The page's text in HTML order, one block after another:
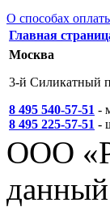
О способах
Главная
Москва
3-й Силикатный
8 495 540-57-51 -
8 495 225-57-51 -
ООО